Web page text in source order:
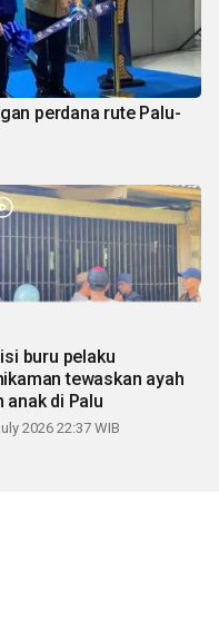
perdana rute Palu-
buru pelaku
tewaskan ayah
anak di Palu
2026 22:37 WIB